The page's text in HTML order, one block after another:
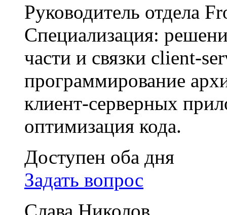
Руководитель отдела
Специализация:
части и связки client-
программирование
клиент-серверных
оптимизация кода.
Доступен оба дня
Задать вопрос
Слава Николов